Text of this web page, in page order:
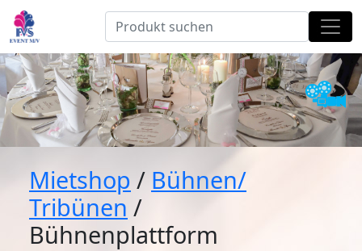
Mietshop / Bühnen/
Tribünen /
Bühnenplattform